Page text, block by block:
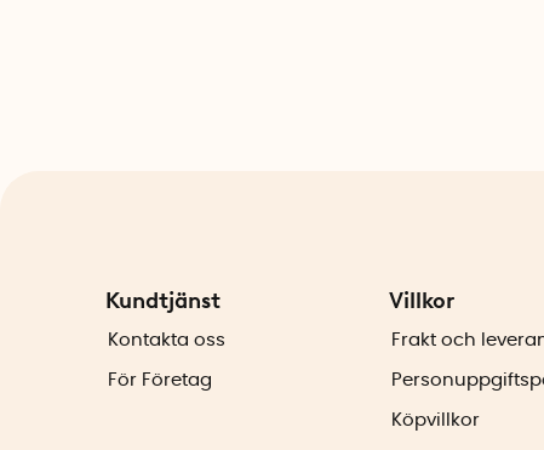
Kundtjänst
Kontakta oss
För Företag
Villkor
Frakt och
Köpvillkor